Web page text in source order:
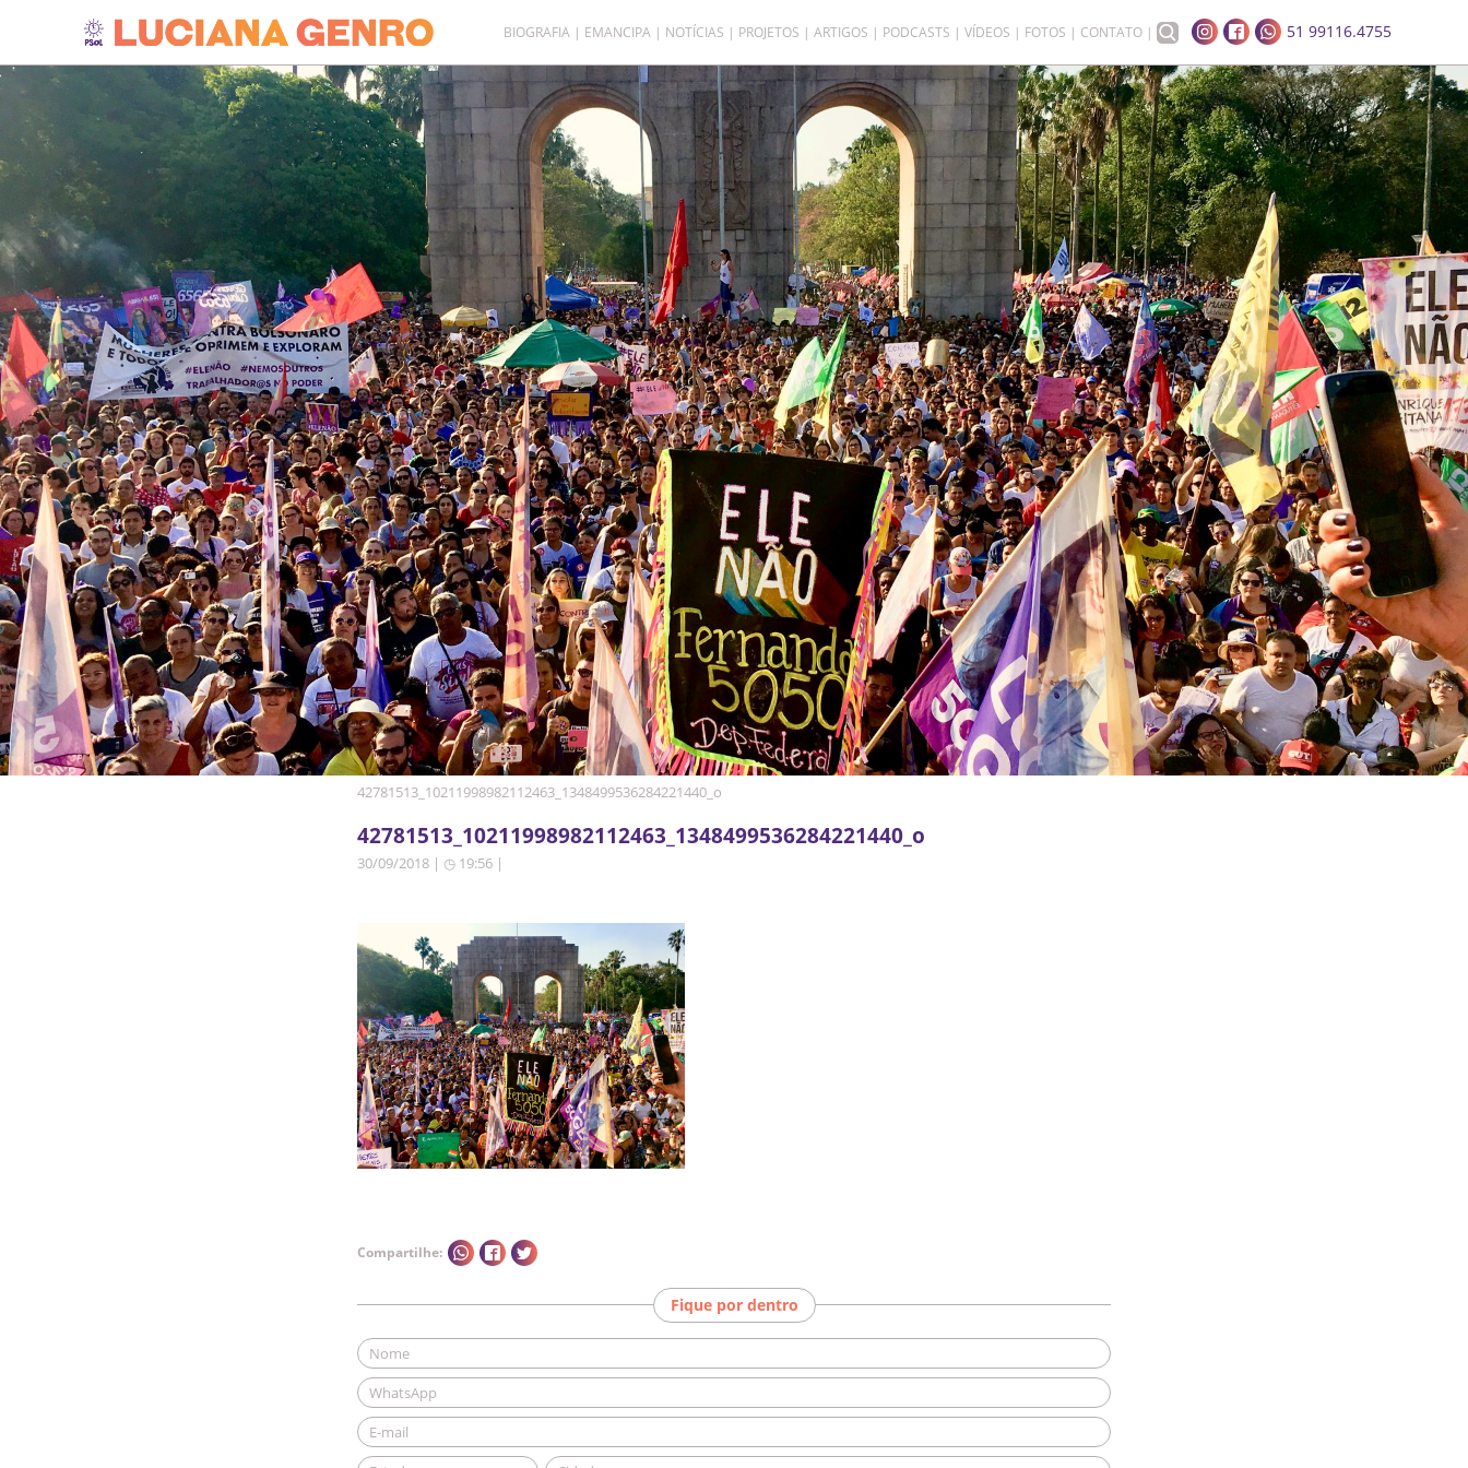
BIOGRAFIA EMANCIPA NOTÍCIAS PROJETOS ARTIGOS PODCASTS VÍDEOS FOTOS CONTATO 51 99116.4755
42781513_10211998982112463_1348499536284221440_o
42781513_10211998982112463_1348499536284221440_o
30/09/2018 | ◷ 19:56 |
Compartilhe:
Fique por dentro